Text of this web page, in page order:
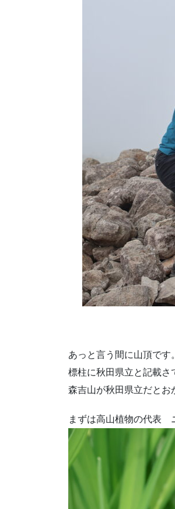
あっと言う間に山頂です。
標柱に秋田県立と記載さ
森吉山が秋田県立だとお
まずは高山植物の代表